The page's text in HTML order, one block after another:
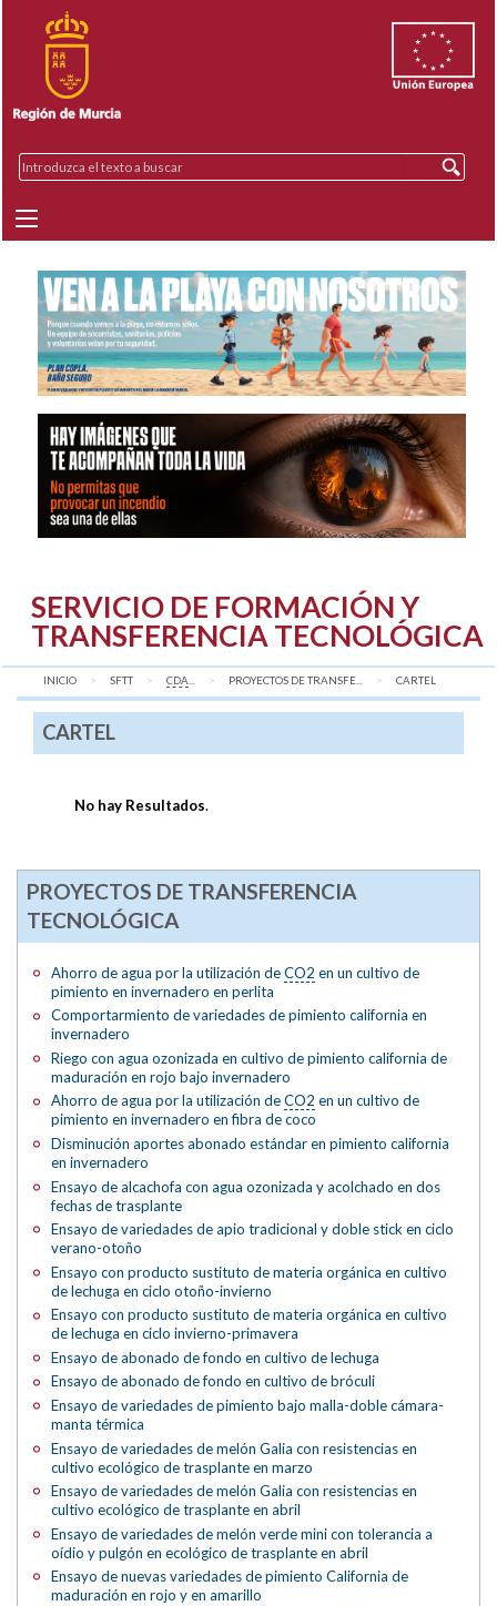
SERVICIO DE FORMACIÓN Y
TRANSFERENCIA TECNOLÓGICA
INICIO SFTT CDA PROYECTOS DE TRANSFE... AQUÍ:
CARTEL
CARTEL
No hay Resultados.
PROYECTOS DE TRANSFERENCIA
TECNOLÓGICA
Ahorro de agua por la utilización deCO2 en un cultivo de
pimiento en invernadero en perlita
Comportarmiento de variedades de pimiento california en
invernadero
Riego con agua ozonizada en cultivo de pimiento california de
maduración en rojo bajo invernadero
Ahorro de agua por la utilización deCO2 en un cultivo de
pimiento en invernadero en fibra de coco
Disminución aportes abonado estándar en pimiento california
en invernadero
Ensayo de alcachofa con agua ozonizada y acolchado en dos
fechas de trasplante
Ensayo de variedades de apio tradicional y doble stick en ciclo
verano-otoño
Ensayo con producto sustituto de materia orgánica en cultivo
de lechuga en ciclo otoño-invierno
Ensayo con producto sustituto de materia orgánica en cultivo
de lechuga en ciclo invierno-primavera
Ensayo de abonado de fondo en cultivo de lechuga
Ensayo de abonado de fondo en cultivo de bróculi
Ensayo de variedades de pimiento bajo malla-doble cámara-
manta térmica
Ensayo de variedades de melón Galia con resistencias en
cultivo ecológico de trasplante en marzo
Ensayo de variedades de melón Galia con resistencias en
cultivo ecológico de trasplante en abril
Ensayo de variedades de melón verde mini con tolerancia a
oídio y pulgón en ecológico de trasplante en abril
Ensayo de nuevas variedades de pimiento California de
maduración en rojo y en amarillo